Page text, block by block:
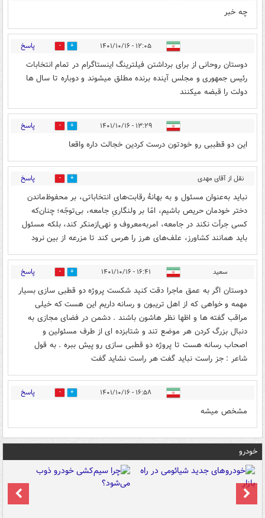
چه خبر
۱۲:۰۵ - ۱۴۰۱/۱۰/۱۶ 0 پاسخ
دوستان روحانی از برای برداشتن فیلترینگ اینستاگرام در تمام انتخابات
رئیس جمهوری و مجلس آینده برنده مطلق میشوند و دوباره تا سال ها
دولت را قبضه میکنند
۱۳:۲۹ - ۱۴۰۱/۱۰/۱۶ 2 پاسخ
این دو قطببی رو خودتون درست کردین خجالت داره واقعا
نقل از آقای مهدی
جمشیدی
۱۶:۰۴ - ۱۴۰۱/۱۰/۱۶
5 پاسخ
نباید به‌عنوان مسئول و به بهانۀ رقابت‌های انتخاباتی، بر محفوظ‌ماندن
دختر خودمان حریص باشیم، امّا بر ولنگاریِ جامعه، بی‌توجّه؛ چنان‌که
کسی جرأت نکند در جامعه، امربه‌معروف و نهی‌ازمنکر کند، بلکه مسئول
باید همانند کشاورز، علف‌های هرز را هرس کند تا مزرعه از بین نرود
سعید ۱۶:۴۱ - ۱۴۰۱/۱۰/۱۶ 1 پاسخ
دوستان اگر به عمق ماجرا دقت کنید شکست پروژه دو قطبی سازی بسیار
مهمه و خواهی که از اهل تریبون و رسانه داریم این هست که خیلی
مراقب گفته ها و اظها نظر هاشون باشند .‌ دشمن در فضای مجازی به
دنبال بزرگ کردن هر موضع تند و شتابزده ای از طرف مسئولین و
اصحاب رسانه هست تا پروژه دو قطبی سازی رو پیش ببره . به قول
شاعر : جز راست نباید گفت هر راست نشاید گفت
۱۶:۵۸ - ۱۴۰۱/۱۰/۱۶ 0 پاسخ
مشخص میشه
خودرو